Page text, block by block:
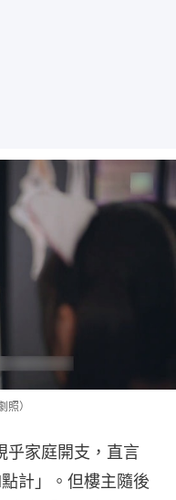
）
乎家庭開支，直言
計」。但樓主隨後